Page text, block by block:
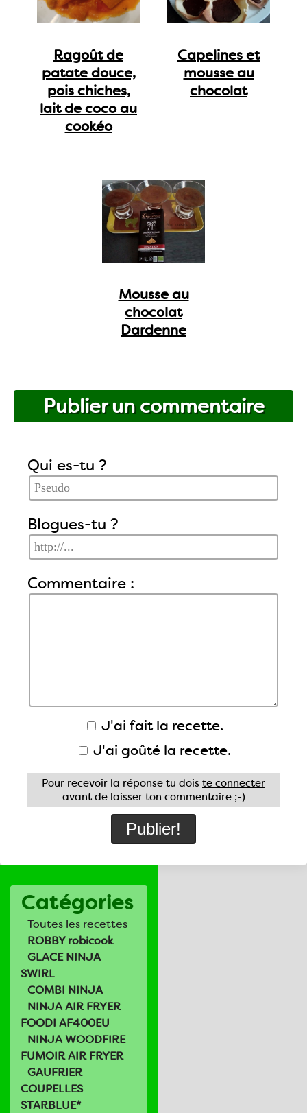
Catégories
Toutes les recettes
ROBBY robicook
GLACE NINJA
SWIRL
COMBI NINJA
NINJA AIR FRYER
FOODI AF400EU
NINJA WOODFIRE
FUMOIR AIR FRYER
GAUFRIER
COUPELLES
STARBLUE*
Ragoût de
patate douce,
pois chiches,
lait de coco au
cookéo
Capelines et
mousse au
chocolat
Mousse au
chocolat
Dardenne
Publier un commentaire
Qui es-tu ?
Blogues-tu ?
Commentaire :
J'ai fait la recette.
J'ai goûté la recette.
Pour recevoir la réponse tu dois te connecter
avant de laisser ton commentaire ;-)